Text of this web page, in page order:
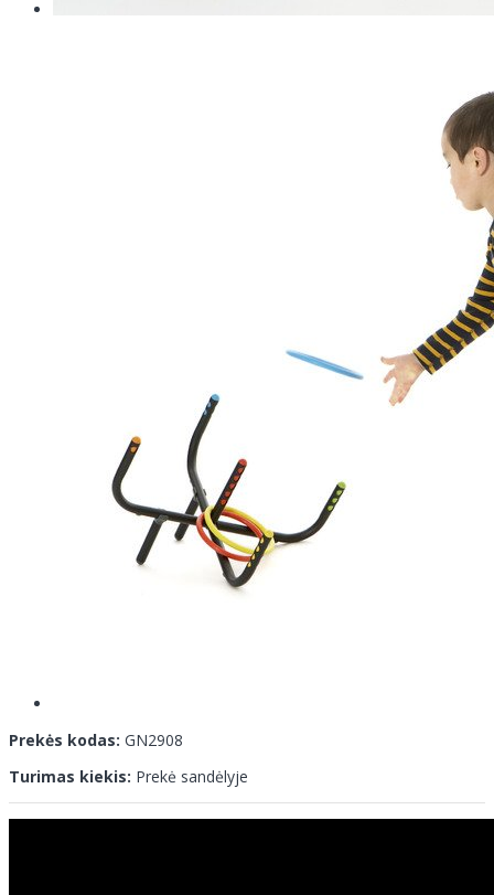
Prekės kodas: GN2908
Turimas kiekis: Prekė sandėlyje